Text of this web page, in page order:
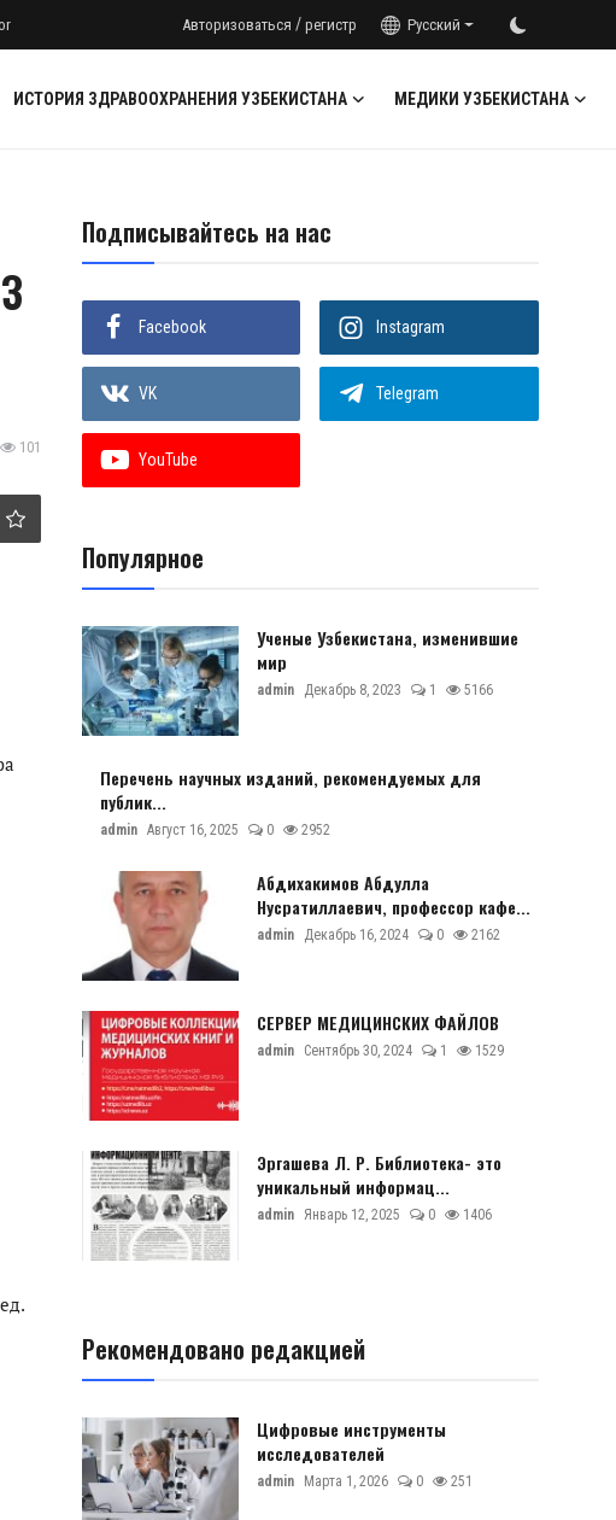
Авторизоваться / регистр Русский
ИСТОРИЯ ЗДРАВООХРАНЕНИЯ УЗБЕКИСТАНА МЕДИКИ УЗБЕКИСТАНА
101
Подписывайтесь на нас
Facebook Instagram
VK Telegram
YouTube
Популярное
Ученые Узбекистана, изменившие
мир
admin Декабрь 8, 2023 1 5166
Перечень научных изданий, рекомендуемых для
публик...
admin Август 16, 2025 0 2952
Абдихакимов Абдулла
Нусратиллаевич, профессор кафе...
admin Декабрь 16, 2024 0 2162
СЕРВЕР МЕДИЦИНСКИХ ФАЙЛОВ
admin Сентябрь 30, 2024 1 1529
Эргашева Л. Р. Библиотека- это
уникальный информац...
admin Январь 12, 2025 0 1406
Рекомендовано редакцией
Цифровые инструменты
исследователей
admin Марта 1, 2026 0 251